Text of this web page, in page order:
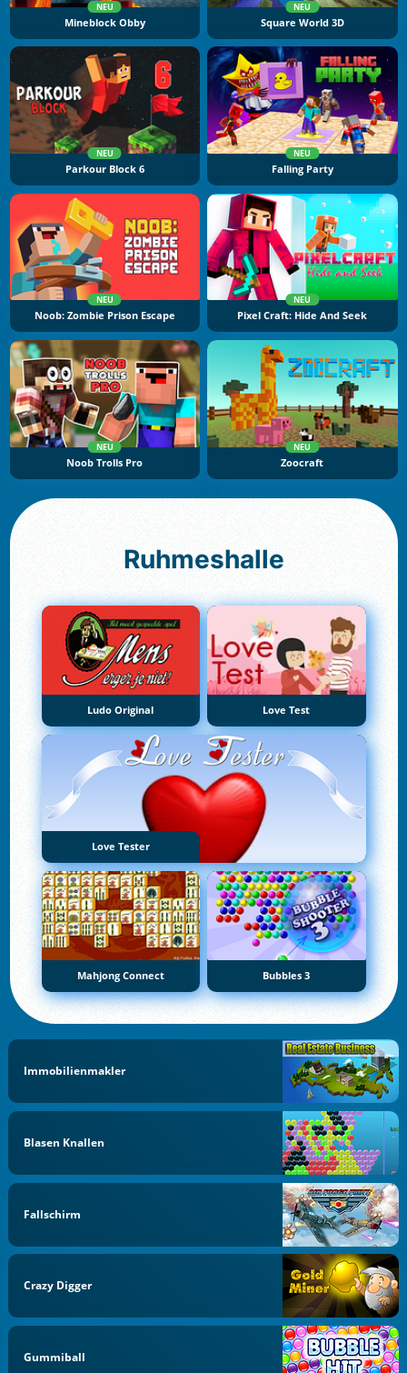
NEU
Mineblock Obby
NEU
Square World 3D
NEU
Parkour Block 6
NEU
Falling Party
NEU
Noob: Zombie Prison Escape
NEU
Pixel Craft: Hide And Seek
NEU
Noob Trolls Pro
NEU
Zoocraft
Ruhmeshalle
Ludo Original Love Test
Love Tester
Mahjong Connect Bubbles 3
Immobilienmakler
Blasen Knallen
Fallschirm
Crazy Digger
Gummiball